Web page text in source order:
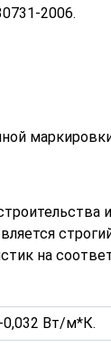
2006.
на
0,032 Вт/м*К.